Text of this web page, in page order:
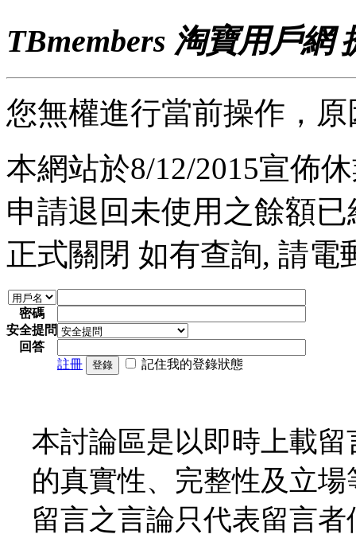
TBmembers 淘寶用戶網
您無權進行當前操作，
本網站於8/12/2015宣佈
申請退回未使用之餘額
正式關閉 如有查詢, 請電
密碼
安全提問
回答
註冊
登錄 記住我的登錄狀態
本討論區是以即時上載
的真實性、完整性及立
留言之言論只代表留言